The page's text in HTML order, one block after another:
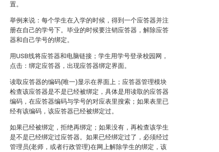
置。
举例来说：每个学生在入学的时候，得到一个应答器并注
册在自己的学号下。毕业的时候要注销应答器，解除应答
器和自己学号的绑定。
用USB线将应答器和电脑链接；学生用学号登录校园网，
点击：绑定应答器，出现应答器绑定界面。
读取应答器的编码(唯一)显示在界面上；应答器管理模块
检查该应答器是不是已经被绑定，具体是用读取的应答器
编码，在应答器编码与学号的对应表里搜索；如果表里已
经有该编码，该应答器已经被绑定过。
如果已经被绑定，拒绝再绑定；如果没有，再检查该学生
是不是已经绑定过应答器。如果已经绑定过了，必须经过
管理员(老师，或者行政管理)在网上解除学生的绑定，该